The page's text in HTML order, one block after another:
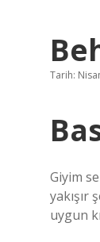
Tarih:
Giyim
yakışır
uygun